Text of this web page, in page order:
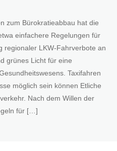
zum Bürokratieabbau hat die
einfachere Regelungen für
regionaler LKW-Fahrverbote an
grünes Licht für eine
Taxifahren
möglich sein können Etliche
Nach dem Willen der
für […]